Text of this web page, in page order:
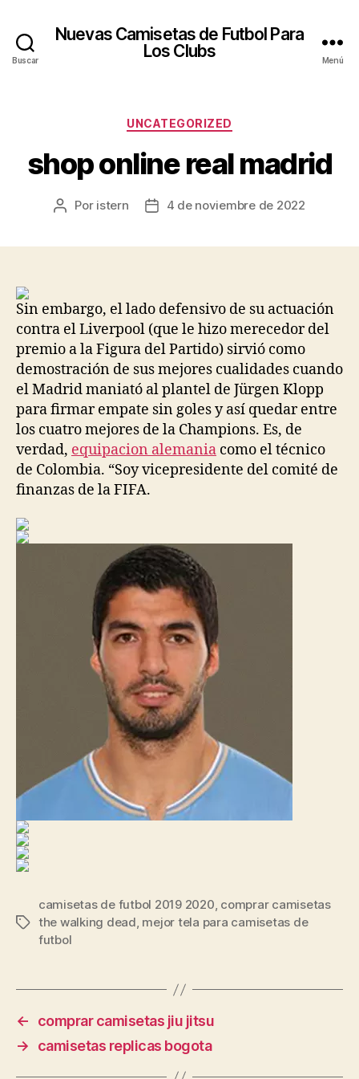
Buscar
Nuevas Camisetas de Futbol Para
Los Clubs
Menú
Categorías
UNCATEGORIZED
shop online real madrid
Autor
Por istern
Fecha4 de noviembre de 2022
Sin embargo, el lado defensivo de su actuación
contra el Liverpool (que le hizo merecedor del
premio a la Figura del Partido) sirvió como
demostración de sus mejores cualidades cuando
el Madrid maniató al plantel de Jürgen Klopp
para firmar empate sin goles y así quedar entre
los cuatro mejores de la Champions. Es, de
verdad, equipacion alemania como el técnico
de Colombia. “Soy vicepresidente del comité de
finanzas de la FIFA.
Etiquetas
camisetas de futbol 2019 2020, comprar camisetas
the walking dead, mejor tela para camisetas de
futbol
←
comprar camisetas jiu jitsu
→
camisetas replicas bogota